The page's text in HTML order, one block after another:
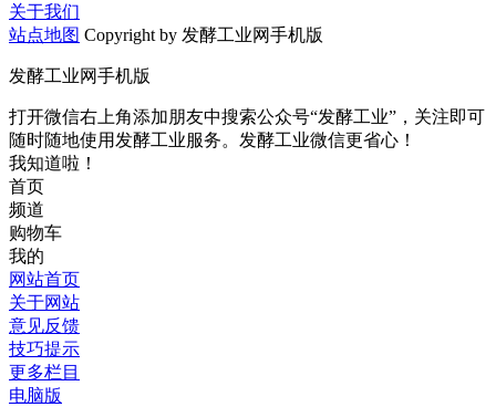
关于我们
站点地图 Copyright by 发酵工业网手机版
发酵工业网手机版
打开微信右上角添加朋友中搜索公众号“发酵工业”，关注即可
随时随地使用发酵工业服务。发酵工业微信更省心！
我知道啦！
首页
频道
购物车
我的
网站首页
关于网站
意见反馈
技巧提示
更多栏目
电脑版